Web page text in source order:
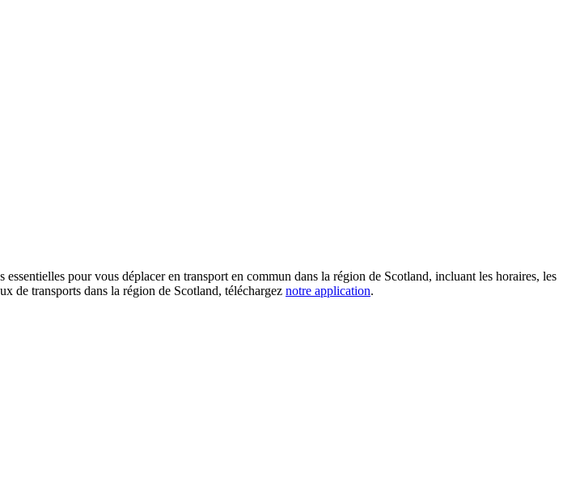
pour vous déplacer en transport en commun dans la région de Scotland, incluant les horaires, les
de transports dans la région de Scotland, téléchargez notre application.